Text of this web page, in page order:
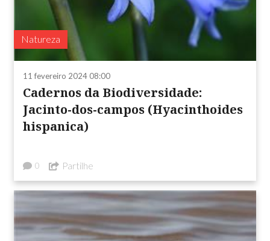
Natureza
11 fevereiro 2024 08:00
Cadernos da Biodiversidade:
Jacinto-dos-campos (Hyacinthoides
hispanica)
0 Partilhe